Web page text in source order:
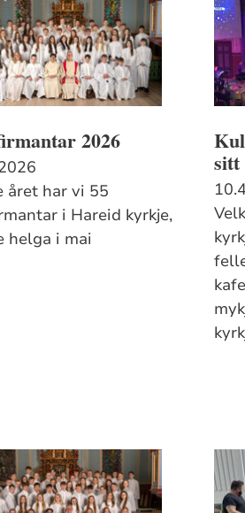
2026
året har vi 55
i Hareid kyrkje,
helga i mai
sitt